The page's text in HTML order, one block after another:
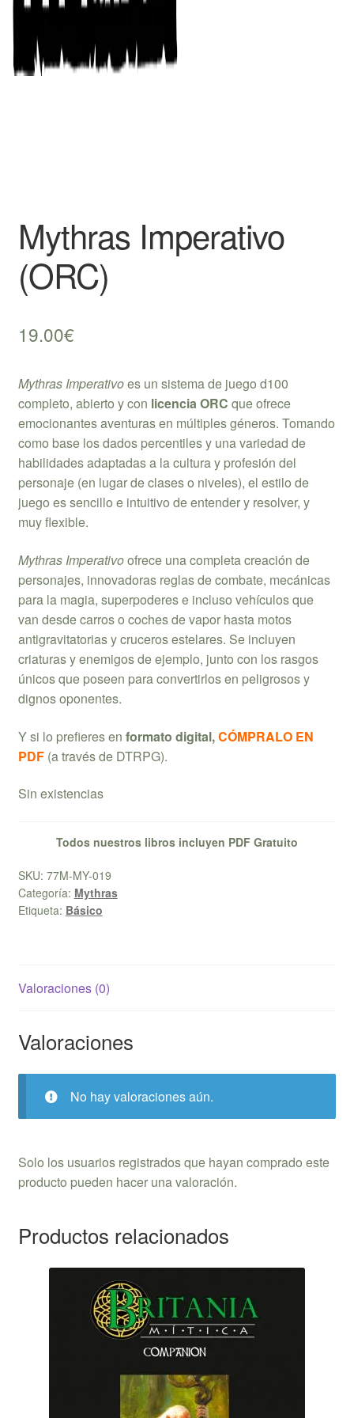
Mythras Imperativo
(ORC)
19.00€
Mythras Imperativoes un sistema de juego d100
completo, abierto y con licencia ORC que ofrece
emocionantes aventuras en múltiples géneros. Tomando
como base los dados percentiles y una variedad de
habilidades adaptadas a la cultura y profesión del
personaje (en lugar de clases o niveles), el estilo de
juego es sencillo e intuitivo de entender y resolver, y
muy flexible.
Mythras Imperativoofrece una completa creación de
personajes, innovadoras reglas de combate, mecánicas
para la magia, superpoderes e incluso vehículos que
van desde carros o coches de vapor hasta motos
antigravitatorias y cruceros estelares. Se incluyen
criaturas y enemigos de ejemplo, junto con los rasgos
únicos que poseen para convertirlos en peligrosos y
dignos oponentes.
Y si lo prefieres en formato digital,CÓMPRALO EN
PDF(a través de DTRPG).
Sin existencias
Todos nuestros libros incluyen PDF Gratuito
SKU: 77M-MY-019
Categoría: Mythras
Etiqueta: Básico
Valoraciones (0)
Valoraciones
No hay valoraciones aún.
Solo los usuarios registrados que hayan comprado este
producto pueden hacer una valoración.
Productos relacionados